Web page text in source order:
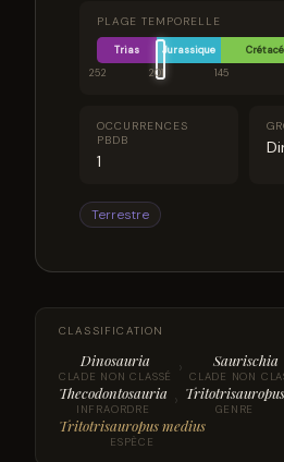
PLAGE TEMPORELLE
Trias Jurassique Crétacé
252
201 145
OCCURRENCES
PBDB
1
Terrestre
CLASSIFICATION
Dinosauria
CLADE NON CLASSÉ › Saurischia
CLADE NON
Thecodontosauria
INFRAORDRE › Tritotrisauropus
GENRE
Tritotrisauropus medius
ESPÈCE